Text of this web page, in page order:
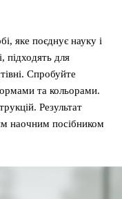
яке поєднує науку і
підходять для
Спробуйте
та кольорами.
Результат
наочним посібником